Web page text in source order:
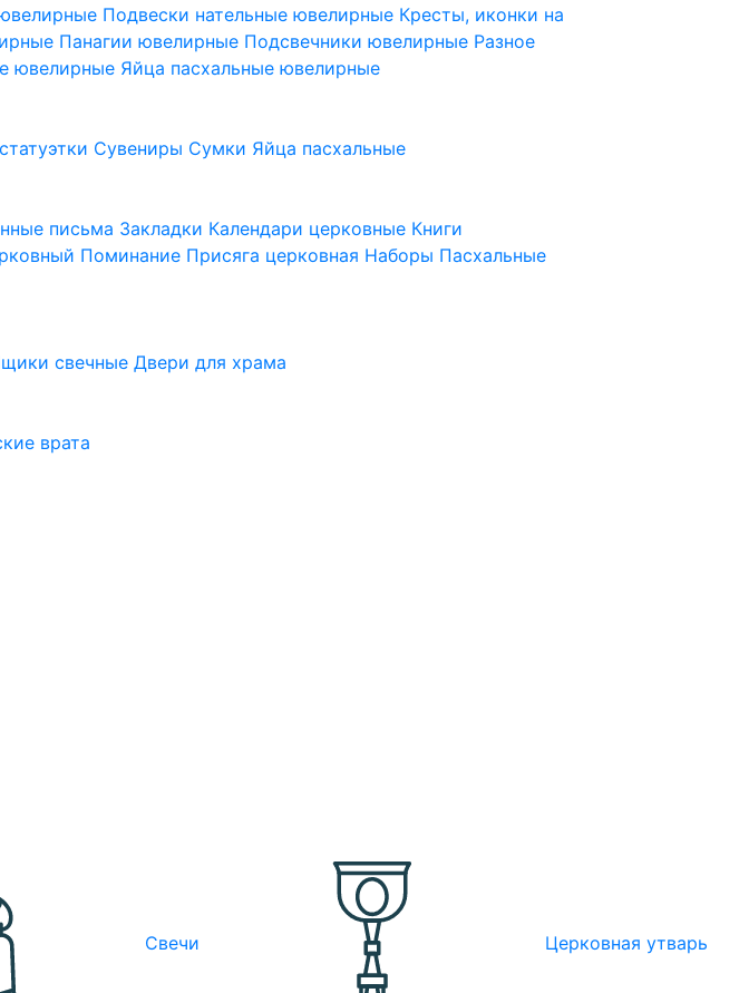
Подвески нательные ювелирные Кресты, иконки на
Панагии ювелирные Подсвечники ювелирные Разное
ювелирные Яйца пасхальные ювелирные
Сувениры Сумки Яйца пасхальные
письма Закладки Календари церковные Книги
Поминание Присяга церковная Наборы Пасхальные
свечныеДвери для храма
врата
Свечи Церковная утварь